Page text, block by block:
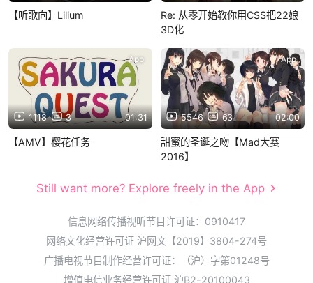
【听歌向】Lilium
Re: 从零开始教你用CSS把22娘
3D化
1118 3 01:31
App
【AMV】樱花任务
5546 63 02:00
App
甜蜜的圣诞之吻【Mad大赛
2016】
Still want more? Explore freely in the App
信息网络传播视听节目许可证：0910417
网络文化经营许可证 沪网文【2019】3804-274号
广播电视节目制作经营许可证：（沪）字第01248号
增值电信业务经营许可证 沪B2-20100043